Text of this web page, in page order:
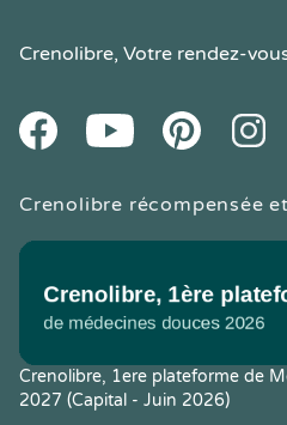
Crenolibre, Votre rendez-
FacebookYoutube Pintereset
Crenolibre récompensée
Crenolibre, 1ere plateforme de
2027 (Capital - Juin 2026)